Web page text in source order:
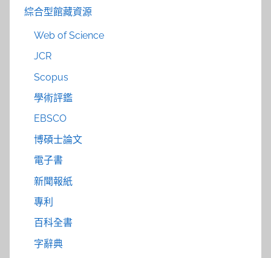
綜合型館藏資源
Web of Science
JCR
Scopus
學術評鑑
EBSCO
博碩士論文
電子書
新聞報紙
專利
百科全書
字辭典